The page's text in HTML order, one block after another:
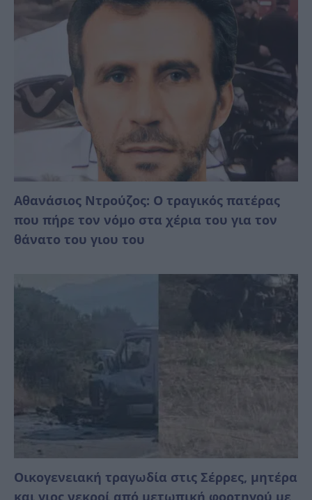
Αθανάσιος Ντρούζος: Ο τραγικός πατέρας
που πήρε τον νόμο στα χέρια του για τον
θάνατο του γιου του
Οικογενειακή τραγωδία στις Σέρρες, μητέρα
και γιος νεκροί από μετωπική φορτηγού με